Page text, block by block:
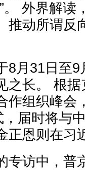
。 外界解读
推动所谓反
8月31日至
之长。 根
作组织峰会
，届时将与
正恩则在习
专访中，普